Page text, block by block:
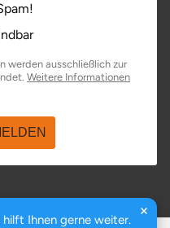
hilft Ihnen gerne weiter.
werden ausschließlich zur
Weitere Informationen